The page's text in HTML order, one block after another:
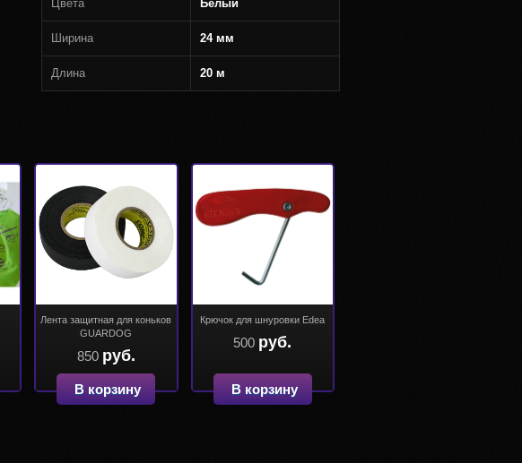
Цвета Белый
Ширина 24 мм
Длина 20 м
Лента защитная для коньков
GUARDOG
850 руб.
В корзину
Крючок для шнуровки Edea
500 руб.
В корзину